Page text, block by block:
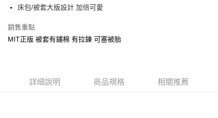
悠遊付
Google Pay
ATM付款
全家★依產品說明
床包/被套大版設計 加倍可愛
銷售重點
MIT正版 被套有鋪棉 有拉鍊 可塞被胎
詳細說明 商品規格 相關推薦